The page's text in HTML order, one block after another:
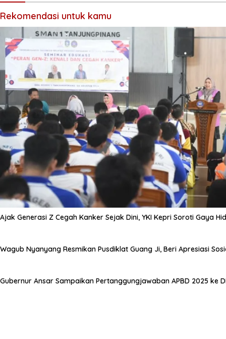
Rekomendasi untuk kamu
Ajak Generasi Z Cegah Kanker Sejak Dini, YKI Kepri Soroti Gaya
Wagub Nyanyang Resmikan Pusdiklat Guang Ji, Beri Apresiasi
Gubernur Ansar Sampaikan Pertanggungjawaban APBD 2025 ke